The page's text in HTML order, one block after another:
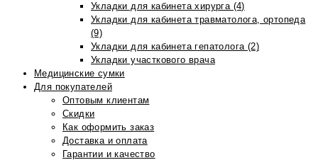
Укладки для кабинета хирурга (4)
Укладки для кабинета травматолога, ортопеда
(9)
Укладки для кабинета гепатолога (2)
Укладки участкового врача
Медицинские сумки
Для покупателей
Оптовым клиентам
Скидки
Как оформить заказ
Доставка и оплата
Гарантии и качество